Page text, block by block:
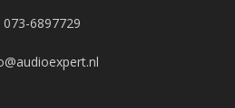
073-6897729